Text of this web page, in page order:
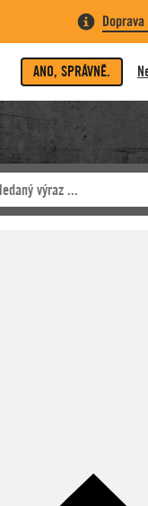
ANO, SPRÁVNĚ.